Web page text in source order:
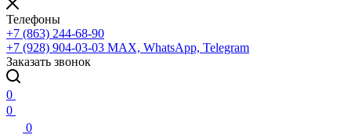
Телефоны
+7 (863) 244-68-90
+7 (928) 904-03-03 MAX, WhatsApp, Telegram
Заказать звонок
0
0
0